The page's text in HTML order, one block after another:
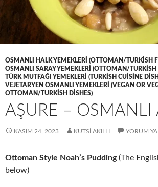
OSMANLI HALK YEMEKLERI (OTTOMAN/TURKISH
OSMANLI SARAY YEMEKLERI (OTTOMAN/TURKISH
TÜRK MUTFAĞI YEMEKLERI (TURKISH CUISINE
VEJETARYEN OSMANLI YEMEKLERI (VEGAN OR
OTTOMAN/TURKISH DISHES)
AŞURE – OSMANLI
KASIM 24, 2023 KUTSI AKILLI YORUM
Ottoman Style Noah’s Pudding(The
below)